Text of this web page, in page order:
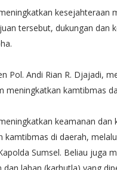
kesejahteraan
tersebut, dukungan dan
Pol. Andi Rian R. Djajadi,
meningkatkan kamtibmas
keamanan
di daerah,
Sumsel. Beliau juga
lahan (karhutla) yang